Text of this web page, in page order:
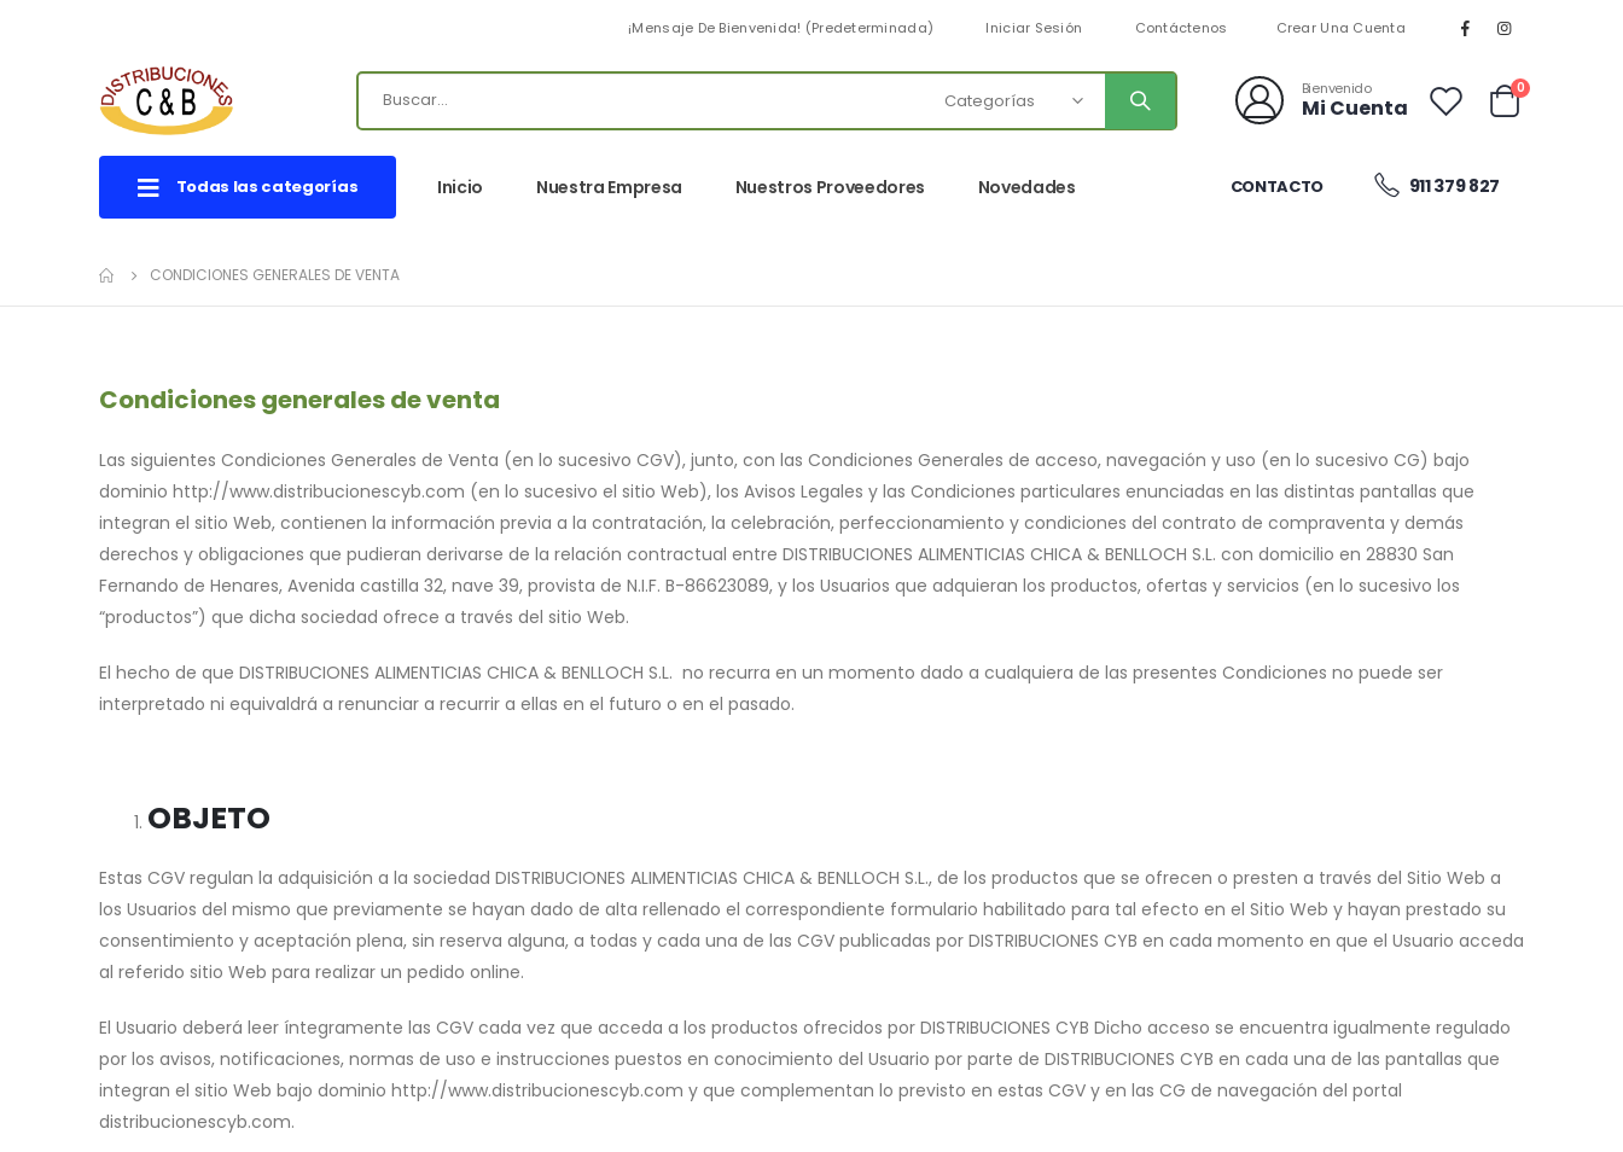
¡Mensaje De Bienvenida! (predeterminada) Iniciar Sesión Contáctenos Crear Una Cuenta
Bienvenido
Mi Cuenta Cart
0artículos
Todas las categorías Inicio Nuestra Empresa Nuestros Proveedores Novedades CONTACTO 911 379 827
CONDICIONES GENERALES DE VENTA
Condiciones generales de venta
Las siguientes Condiciones Generales de Venta (en lo sucesivo CGV), junto, con las Condiciones Generales de acceso, navegación y uso (en lo sucesivo CG) bajo
dominio http://www.distribucionescyb.com (en lo sucesivo el sitio Web), los Avisos Legales y las Condiciones particulares enunciadas en las distintas pantallas que
integran el sitio Web, contienen la información previa a la contratación, la celebración, perfeccionamiento y condiciones del contrato de compraventa y demás
derechos y obligaciones que pudieran derivarse de la relación contractual entre DISTRIBUCIONES ALIMENTICIAS CHICA & BENLLOCH S.L. con domicilio en 28830 San
Fernando de Henares, Avenida castilla 32, nave 39, provista de N.I.F. B-86623089, y los Usuarios que adquieran los productos, ofertas y servicios (en lo sucesivo los
“productos”) que dicha sociedad ofrece a través del sitio Web.
El hecho de que DISTRIBUCIONES ALIMENTICIAS CHICA & BENLLOCH S.L. no recurra en un momento dado a cualquiera de las presentes Condiciones no puede ser
interpretado ni equivaldrá a renunciar a recurrir a ellas en el futuro o en el pasado.
OBJETO
Estas CGV regulan la adquisición a la sociedad DISTRIBUCIONES ALIMENTICIAS CHICA & BENLLOCH S.L., de los productos que se ofrecen o presten a través del Sitio Web a
los Usuarios del mismo que previamente se hayan dado de alta rellenado el correspondiente formulario habilitado para tal efecto en el Sitio Web y hayan prestado su
consentimiento y aceptación plena, sin reserva alguna, a todas y cada una de las CGV publicadas por DISTRIBUCIONES CYB en cada momento en que el Usuario acceda
al referido sitio Web para realizar un pedido online.
El Usuario deberá leer íntegramente las CGV cada vez que acceda a los productos ofrecidos por DISTRIBUCIONES CYB Dicho acceso se encuentra igualmente regulado
por los avisos, notificaciones, normas de uso e instrucciones puestos en conocimiento del Usuario por parte de DISTRIBUCIONES CYB en cada una de las pantallas que
integran el sitio Web bajo dominio http://www.distribucionescyb.com y que complementan lo previsto en estas CGV y en las CG de navegación del portal
distribucionescyb.com.